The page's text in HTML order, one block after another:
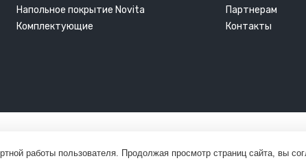
Напольное покрытие Novita
Комплектующие
Партнерам
Контакты
работы пользователя. Продолжая просмотр страниц сайта, вы